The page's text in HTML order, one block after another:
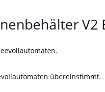
V2
übereinstimmt.